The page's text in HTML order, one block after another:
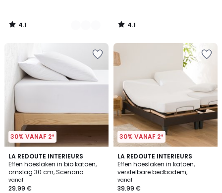
4.1
/
4.1
/
30% VANAF 2*
LA REDOUTE INTERIEURS
Effen hoeslaken in bio katoen,
omslag 30 cm, Scenario
vanaf
29.99 €
4.2
/ 5
9
Kleuren
30% VANAF 2*
LA REDOUTE INTERIEURS
Effen hoeslaken in katoen,
verstelbare bedbodem,
Scenario
vanaf
39.99 €
4.4
/ 5
22
Kleuren